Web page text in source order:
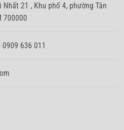
Nhất 21 , Khu phố 4, phường Tân
700000
636 011